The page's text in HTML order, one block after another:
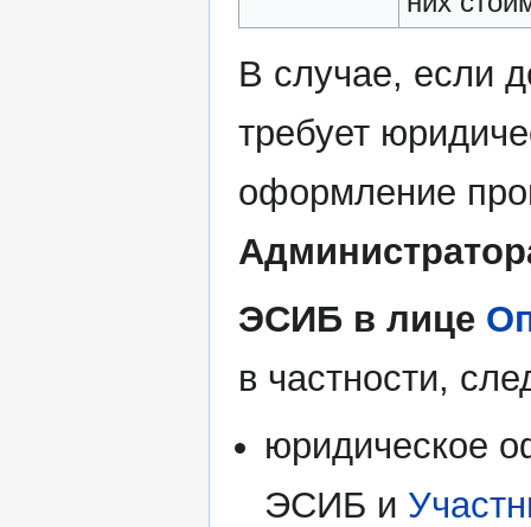
В случае, если
требует
оформление
ЭСИБ в лице
в частности,
юридическое
ЭСИБ и